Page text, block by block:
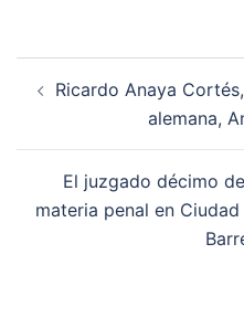
de Ricardo Anaya
alemana,
El juzgado décimo
materia penal en